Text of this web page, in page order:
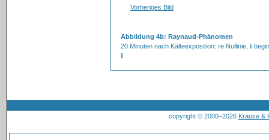
Vorheriges Bild
Abbildung 4b: Raynaud-Phänomen
20 Minuten nach Kälteexposition: re Nullinie, li
li
copyright © 2000–2026 Krause &